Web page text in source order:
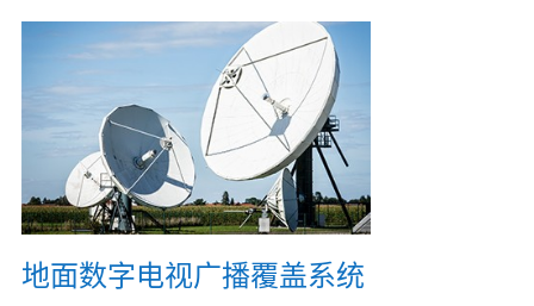
地面数字电视广播覆盖系统